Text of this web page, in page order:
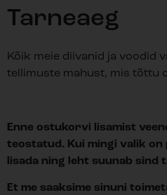
Tarneaeg
Kõik meie diivanid ja voodid
tellimuste mahust, mis tõttu
Enne ostukorvi lisamist
teostatud. Kui mingi valik
lisada ning leht suunab sind
Et me saaksime sinuni